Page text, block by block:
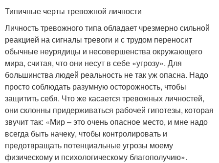
Типичные черты тревожной личности
Личность тревожного типа обладает чрезмерно сильной
реакцией на сигналы тревоги и с трудом переносит
обычные неурядицы и несовершенства окружающего
мира, считая, что они несут в себе «угрозу». Для
большинства людей реальность не так уж опасна. Надо
просто соблюдать разумную осторожность, чтобы
защитить себя. Что же касается тревожных личностей,
они склонны придерживаться рабочей гипотезы, которая
звучит так: «Мир – это очень опасное место, и мне надо
всегда быть начеку, чтобы контролировать и
предотвращать потенциальные угрозы моему
физическому и психологическому благополучию».